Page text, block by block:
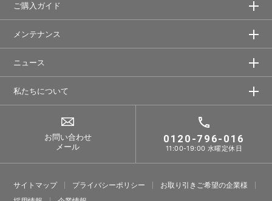
ご購入ガイド
メンテナンス
ニュース
私たちについて
お問い合わせ
メール
0120-796-016
11:00-19:00 水曜定休日
サイトマップ プライバシーポリシー
お取り引きご希望の企業様